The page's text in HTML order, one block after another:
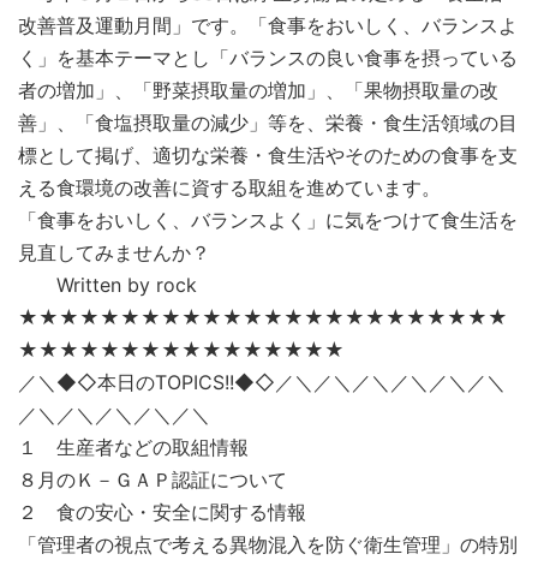
改善普及運動月間」です。「食事をおいしく、バランスよ
く」を基本テーマとし「バランスの良い食事を摂っている
者の増加」、「野菜摂取量の増加」、「果物摂取量の改
善」、「食塩摂取量の減少」等を、栄養・食生活領域の目
標として掲げ、適切な栄養・食生活やそのための食事を支
える食環境の改善に資する取組を進めています。
「食事をおいしく、バランスよく」に気をつけて食生活を
見直してみませんか？
Written by rock
★★★★★★★★★★★★★★★★★★★★★★★★
★★★★★★★★★★★★★★★★
／＼◆◇本日のTOPICS!!◆◇／＼／＼／＼／＼／＼／＼
／＼／＼／＼／＼／＼
１ 生産者などの取組情報
８月のＫ－ＧＡＰ認証について
２ 食の安心・安全に関する情報
「管理者の視点で考える異物混入を防ぐ衛生管理」の特別